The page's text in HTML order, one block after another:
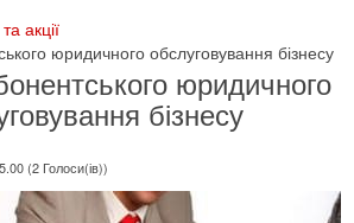
акції
юридичного обслуговування бізнесу
юридичного
бізнесу
(2 Голоси(ів))